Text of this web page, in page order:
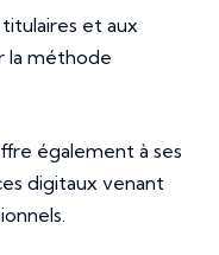
et aux
la méthode
également à ses
digitaux venant